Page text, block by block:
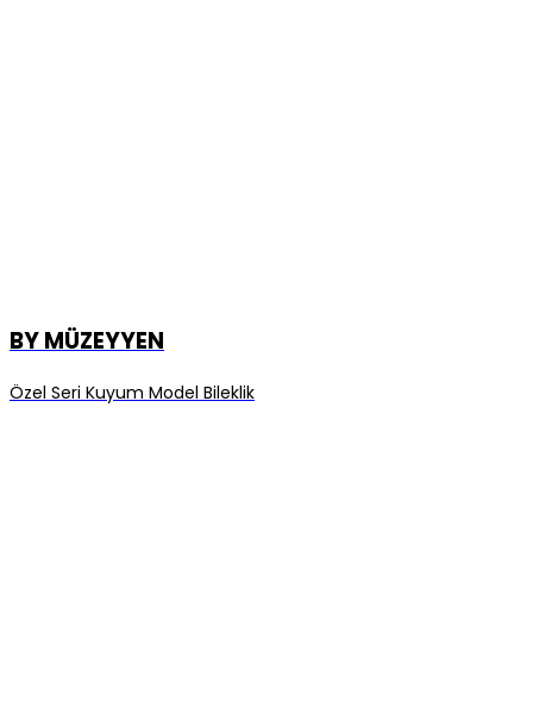
BY MÜZEYYEN
Özel Seri Kuyum Model Bileklik